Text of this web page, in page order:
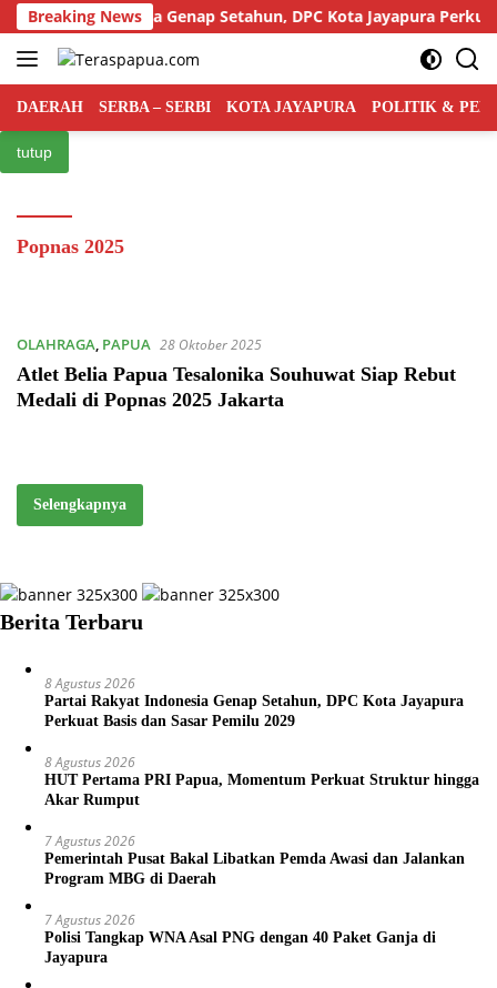
Langsung
ke
konten
Breaking News
Rakyat Indonesia Genap Setahun, DPC Kota Jayapura Perkuat
DAERAH SERBA – SERBI KOTA JAYAPURA POLITIK &
tutup
Popnas 2025
OLAHRAGA, PAPUA 28 Oktober 2025
Atlet Belia Papua Tesalonika Souhuwat Siap Rebut
Medali di Popnas 2025 Jakarta
Selengkapnya
Berita Terbaru
8 Agustus 2026
Partai Rakyat Indonesia Genap Setahun, DPC Kota Jayapura
Perkuat Basis dan Sasar Pemilu 2029
8 Agustus 2026
HUT Pertama PRI Papua, Momentum Perkuat Struktur hingga
Akar Rumput
7 Agustus 2026
Pemerintah Pusat Bakal Libatkan Pemda Awasi dan Jalankan
Program MBG di Daerah
7 Agustus 2026
Polisi Tangkap WNA Asal PNG dengan 40 Paket Ganja di
Jayapura